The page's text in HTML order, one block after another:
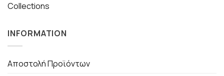
Collections
INFORMATION
Αποστολή Προϊόντων